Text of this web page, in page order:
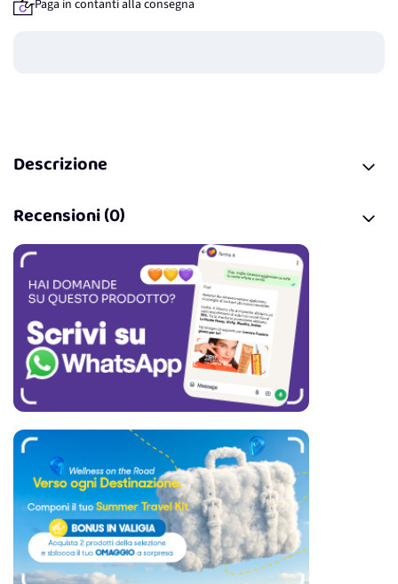
Paga in contanti alla consegna
Descrizione
Recensioni (0)